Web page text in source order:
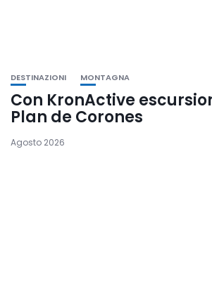
DESTINAZIONI MONTAGNA
Con KronActive
Plan de Corones
Agosto 2026